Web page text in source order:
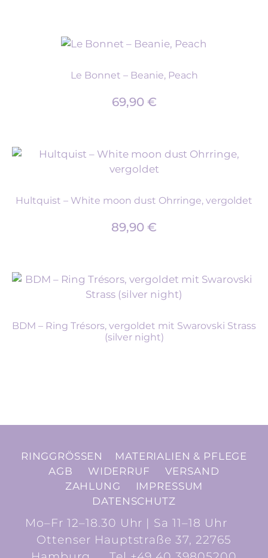
Le Bonnet – Beanie, Peach
69,90 €
Hultquist – White moon dust Ohrringe, vergoldet
89,90 €
BDM – Ring Trésors, vergoldet mit Swarovski Strass
(silver night)
RINGGRÖSSEN
MATERIALIEN & PFLEGE
AGB
WIDERRUF
VERSAND
ZAHLUNG
IMPRESSUM
DATENSCHUTZ
Mo–Fr 12–18.30 Uhr | Sa 11–18 Uhr
Ottenser Hauptstraße 37, 22765